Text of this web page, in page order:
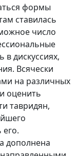
формы
ставилась
число
в дискуссиях,
Всячески
на различных
оценить
тавридян,
его.
дополнена